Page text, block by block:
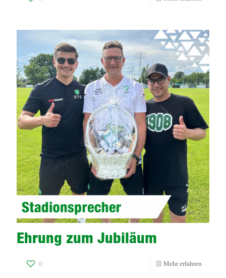
für
„GRÜN-
WEISS“
Ehrung zum Jubiläum
0 Mehr erfahren